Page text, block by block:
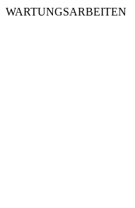
WARTUNGSARBEITEN